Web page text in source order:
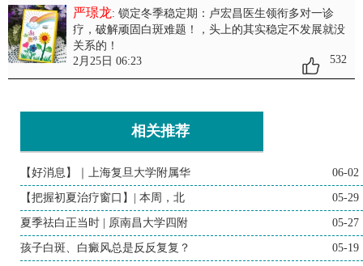
严璟龙: 锁定冬季稳定期：卢宏昌医生领衔多对一诊
疗，破解顽固白斑难题！
，头上的其实稳定不发展就没
关系的！
2月25日 06:23
532
相关推荐
【好消息】｜上海复旦大学附属华 06-02
【把握初夏治疗窗口】| 本周，北 05-29
夏季祛白正当时 | 原南昌大学四附 05-27
孩子白斑、白癜风总是反反复复？ 05-19